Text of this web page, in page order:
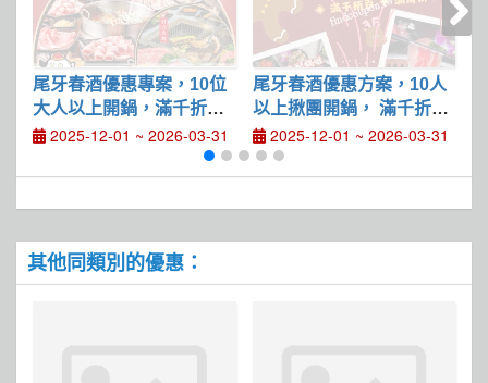
尾牙春酒優惠專案，10位
大人以上開鍋，滿千折百
，滿萬折千
2025-12-01 ~ 2026-03-31
尾牙春酒優惠方案，10人
以上揪團開鍋， 滿千折
百、滿萬折千
2025-12-01 ~ 2026-03-31
其他同類別的優惠：